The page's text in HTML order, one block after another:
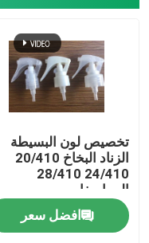
زجاجة مستحضرات
عصا مزيل العرق فارغة
زجاجة مستحضرات
زجاجة من الزيت
تخصيص لون البسيطة
الزناد البخاخ 20/410
24/410 28/410
المواصفات
افضل سعر